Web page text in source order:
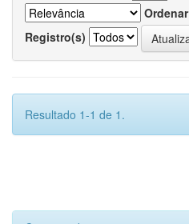
Ordenar
Registro(s)
Resultado 1-1 de 1.